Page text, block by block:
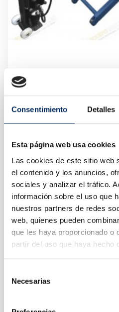
Consentimiento Detalles
Esta página web usa cookies
Las cookies de este sitio web
el contenido y los anuncios,
sociales y analizar el tráfico.
información sobre el uso que
nuestros partners de redes
web, quienes pueden
que les haya proporcionado o
partir del uso que haya hecho
Necesarias
Pont Élévateur Mobile
10/EQT-B30M-220
Prix